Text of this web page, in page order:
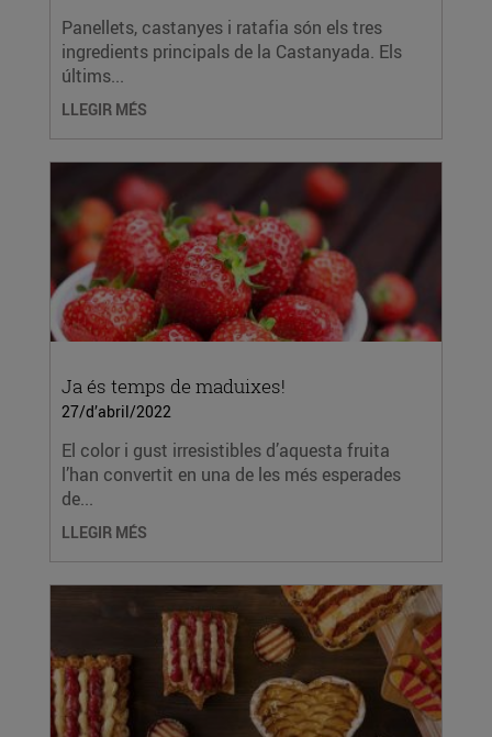
Panellets, castanyes i ratafia són els tres
ingredients principals de la Castanyada. Els
últims...
LLEGIR MÉS
Ja és temps de maduixes!
27/d’abril/2022
El color i gust irresistibles d’aquesta fruita
l’han convertit en una de les més esperades
de...
LLEGIR MÉS